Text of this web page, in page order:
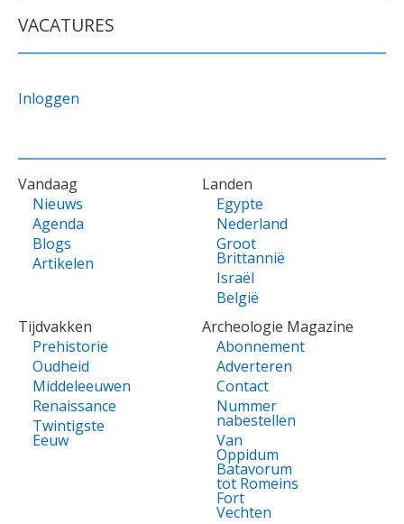
VACATURES
Inloggen
VOET
Vandaag
Nieuws
Agenda
Blogs
Artikelen
Landen
Egypte
Nederland
Groot
Brittannië
Israël
België
Tijdvakken
Prehistorie
Oudheid
Middeleeuwen
Renaissance
Twintigste
Eeuw
Archeologie Magazine
Abonnement
Adverteren
Contact
Nummer
nabestellen
Van
Oppidum
Batavorum
tot Romeins
Fort
Vechten